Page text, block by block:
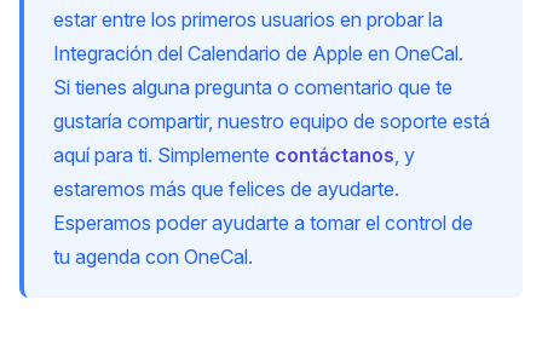
estar entre los primeros usuarios en probar la
Integración del Calendario de Apple en OneCal.
Si tienes alguna pregunta o comentario que te
gustaría compartir, nuestro equipo de soporte está
aquí para ti. Simplemente contáctanos, y
estaremos más que felices de ayudarte.
Esperamos poder ayudarte a tomar el control de
tu agenda con OneCal.